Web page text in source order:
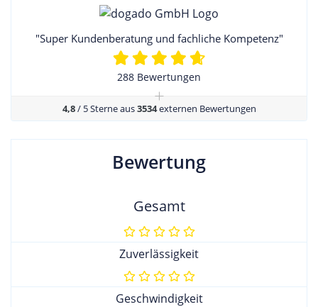
"Super Kundenberatung und fachliche Kompetenz"
288 Bewertungen
+
4,8/ 5 Sterne aus3534externen Bewertungen
Bewertung
Gesamt
Zuverlässigkeit
Geschwindigkeit